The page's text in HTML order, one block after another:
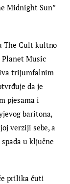
Midnight Sun”
The Cult kultno
Planet Music
trijumfalnim
da je
pjesama i
baritona,
verziji sebe, a
u ključne
prilika čuti